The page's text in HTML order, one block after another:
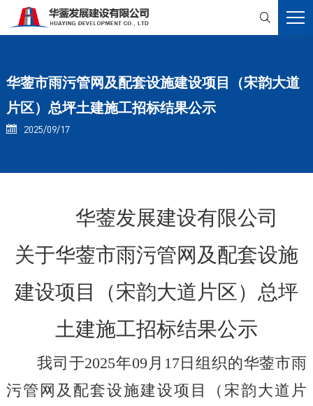

华蓥市雨污管网及配套设施建设项目（宋韵大道
片区）总坪土建施工招标结果公示
 2025/09/17
华蓥发展建设有限公司
关于华蓥市雨污管网及配套设施
建设项目（宋韵大道片区）总坪
土建施工招标结果公示
我司于2025年09 月 17日组织的华蓥市雨
污管网及配套设施建设项目（宋韵大道片